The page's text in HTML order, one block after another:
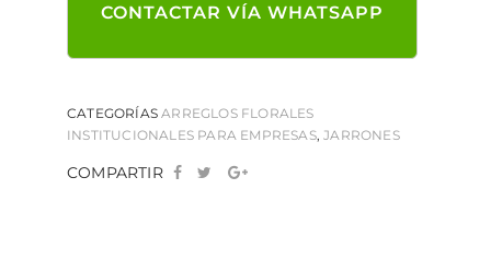
CONTACTAR VÍA WHATSAPP
CATEGORÍASARREGLOS FLORALES
INSTITUCIONALES PARA EMPRESAS,JARRONES
COMPARTIR